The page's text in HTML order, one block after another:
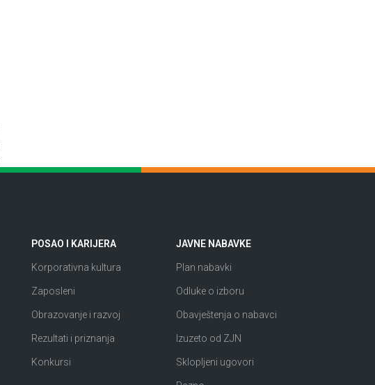
POSAO I KARIJERA
Korporativna kultura
Zaposleni
Obrazovanje i razvoj
Rezultati i priznanja
Konkursi
JAVNE NABAVKE
Plan nabavki
Odluke o izboru
Obavještenja o nabavci
Izuzeto od ZJN
Sklopljeni ugovori